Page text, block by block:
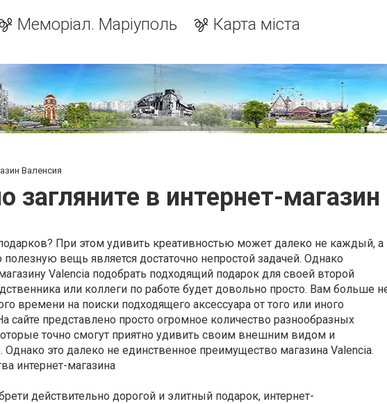
Меморіал. Маріуполь Карта міста
Валенсия
загляните в интернет-
При этом удивить креативностью может далеко не каждый, а
полезную вещь является достаточно непростой задачей. Однако
Valencia подобрать подходящий подарок для своей второй
или коллеги по работе будет довольно просто. Вам больше
времени на поиски подходящего аксессуара от того или иного
сайте представлено просто огромное количество разнообразных
точно смогут приятно удивить своим внешним видом и
это далеко не единственное преимущество магазина Valencia.
интернет-магазина
действительно дорогой и элитный подарок, интернет-